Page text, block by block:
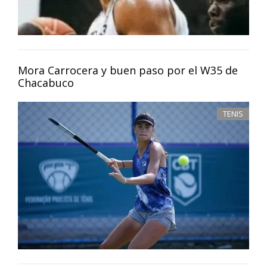
Mora Carrocera y buen paso por el W35 de
Chacabuco
TENIS